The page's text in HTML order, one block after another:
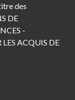
des
DE
-
ACQUIS DE